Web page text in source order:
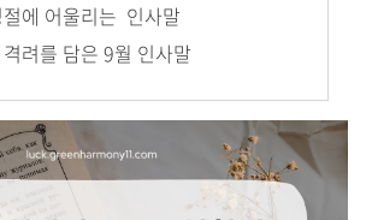
에 어울리는 인사말
려를 담은 9월 인사말